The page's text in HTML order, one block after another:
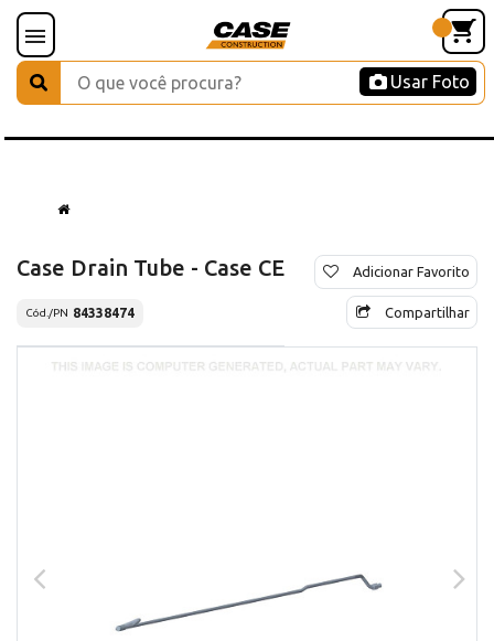
Usar Foto
Case Drain Tube - Case CE
Cód./PN 84338474
Adicionar Favorito
Compartilhar